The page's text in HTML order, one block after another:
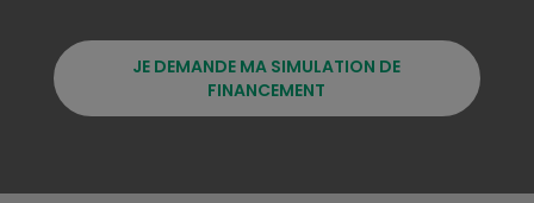
JE DEMANDE MA SIMULATION DE
FINANCEMENT